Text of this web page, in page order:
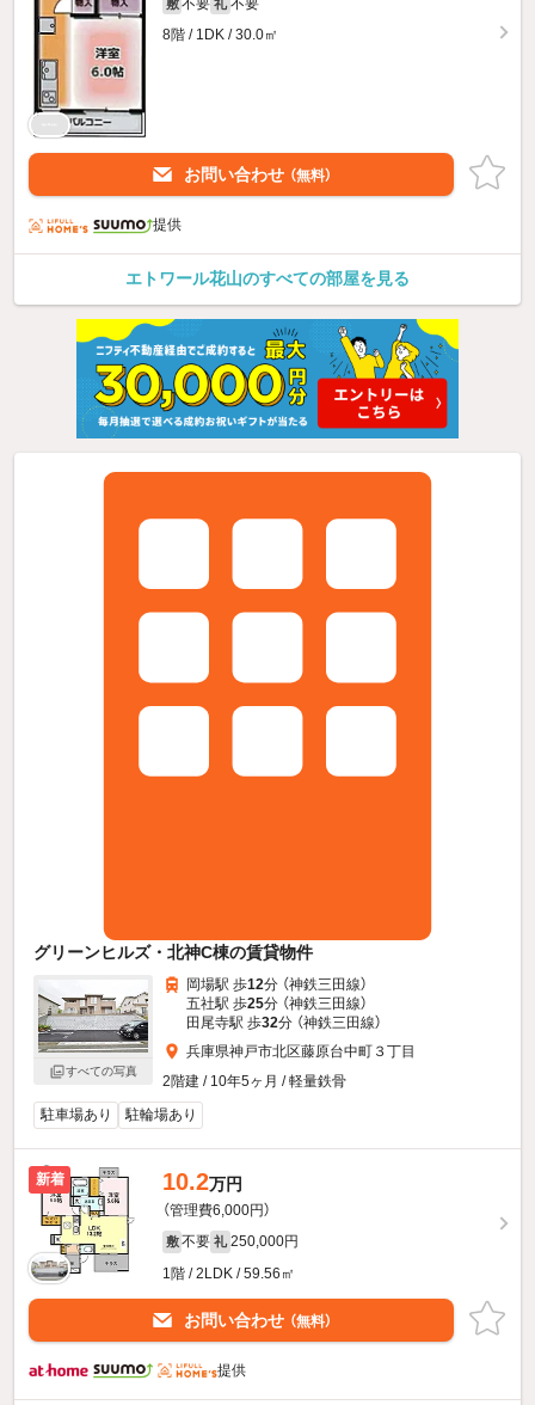
敷 不要 礼 不要
8階 / 1DK / 30.0㎡
お問い合わせ （無料）
提供
エトワール花山のすべての部屋を見る
グリーンヒルズ・北神C棟の賃貸物件
すべての写真
岡場駅 歩12分 （神鉄三田線）
五社駅 歩25分 （神鉄三田線）
田尾寺駅 歩32分 （神鉄三田線）
兵庫県神戸市北区藤原台中町３丁目
2階建 / 10年5ヶ月 / 軽量鉄骨
駐車場あり
駐輪場あり
新着 10.2万円
（管理費6,000円）
敷 不要 礼 250,000円
1階 / 2LDK / 59.56㎡
お問い合わせ （無料）
提供